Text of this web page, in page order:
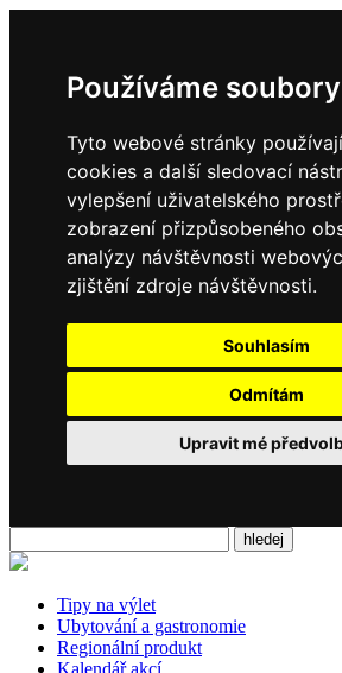
Používáme
Tyto webové stránky
cookies a další sledovací
vylepšení uživatelského
zobrazení přizpůsobeného
analýzy návštěvnosti
zjištění zdroje návštěvnosti.
Souhlasím
Odmítám
Upravit mé
Tipy na výlet
Ubytování a gastronomie
Regionální produkt
Kalendář akcí